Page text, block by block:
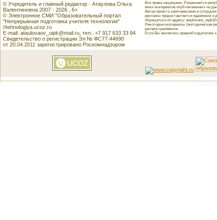
© Учредитель и главный редактор - Атаулова Ольга
Валентиновна 2007 - 2026 , 6+
© Электронное СМИ "Образовательный портал
"Непрерывная подготовка учителя технологии"
//tehnologiya.ucoz.ru
E-mail: ataulovaov_uipk@mail.ru, тел.: +7 917 633 33 94
Свидетельство о регистрации Эл № ФС77-44690
от 20.04.2011 зарегистрировано Роскомнадзором
Все права защищены. Разрешается
иных материалов опубликованных на
Автор проекта заинтересован в
рекламы предоставляется надёжным и
обращаться по адресу:
Некоторые материалы (методические
распространяемые.
Если Вы являетесь правообладателем